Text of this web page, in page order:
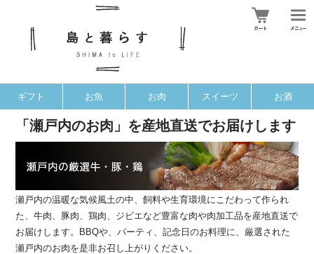
ギフト お魚 お肉 スイーツ お酒
「瀬戸内のお肉」を産地直送でお届けします
瀬戸内の温暖な気候風土の中、飼料や生育環境にこだわって作られ
た、牛肉、豚肉、鶏肉、ジビエなど豊富な肉や肉加工品を産地直送で
お届けします。BBQや、パーティ、記念日のお料理に、厳選された
瀬戸内のお肉を是非お召し上がりください。